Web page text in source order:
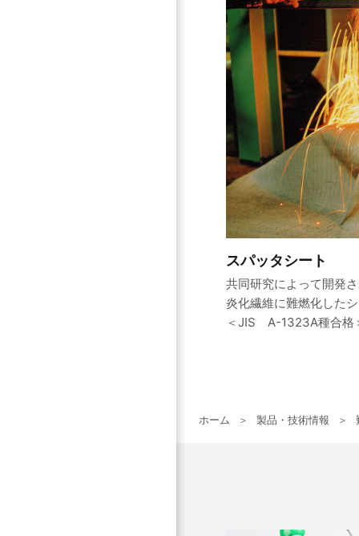
スパッタシート
共同研究によって開発
炎化繊維に難燃化した
＜JIS A-1323A種合格
ホーム 製品・技術情報